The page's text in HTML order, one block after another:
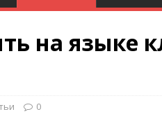
на языке
0